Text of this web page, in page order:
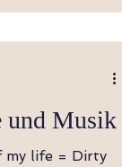
und Musik